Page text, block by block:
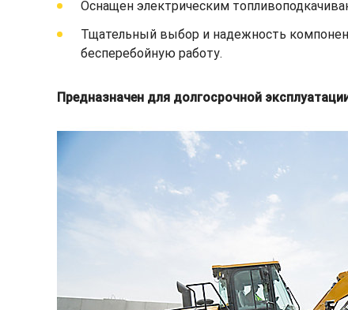
Оснащен электрическим
Тщательный выбор и надежность
бесперебойную работу.
Предназначен для долгосрочной